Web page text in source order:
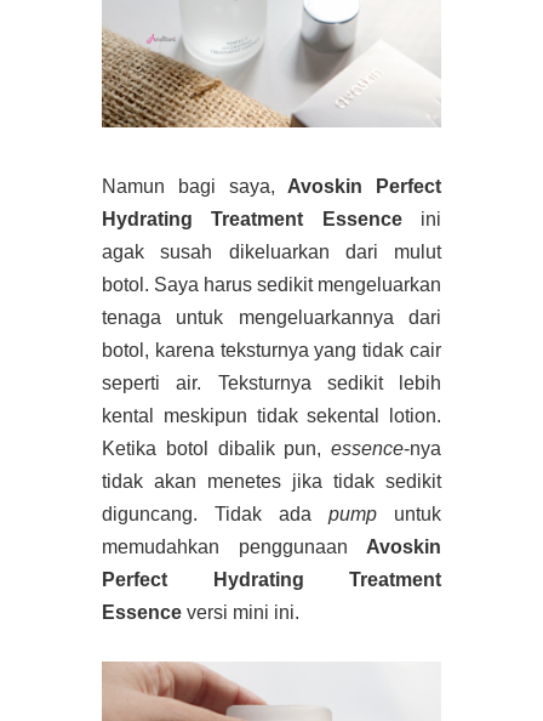
Namun bagi saya, Avoskin Perfect
Hydrating Treatment Essenceini
agak susah dikeluarkan dari mulut
botol. Saya harus sedikit mengeluarkan
tenaga untuk mengeluarkannya dari
botol, karena teksturnya yang tidak cair
seperti air. Teksturnya sedikit lebih
kental meskipun tidak sekental lotion.
Ketika botol dibalik pun, essence-nya
tidak akan menetes jika tidak sedikit
diguncang. Tidak ada pump untuk
memudahkan penggunaan Avoskin
Perfect Hydrating Treatment
Essence versi mini ini.